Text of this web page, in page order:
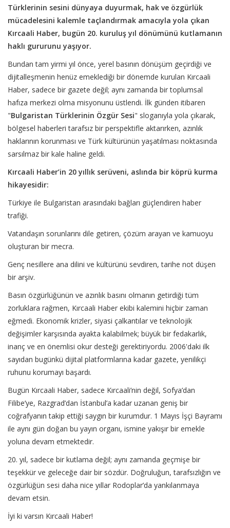
Türklerinin sesini dünyaya duyurmak, hak ve özgürlük
mücadelesini kalemle taçlandırmak amacıyla yola çıkan
Kırcaali Haber, bugün 20. kuruluş yıl dönümünü kutlamanın
haklı gururunu yaşıyor.
Bundan tam yirmi yıl önce, yerel basının dönüşüm geçirdiği ve
dijitalleşmenin henüz emeklediği bir dönemde kurulan Kırcaali
Haber, sadece bir gazete değil; aynı zamanda bir toplumsal
hafıza merkezi olma misyonunu üstlendi. İlk günden itibaren
"Bulgaristan Türklerinin Özgür Sesi" sloganıyla yola çıkarak,
bölgesel haberleri tarafsız bir perspektifle aktarırken, azınlık
haklarının korunması ve Türk kültürünün yaşatılması noktasında
sarsılmaz bir kale haline geldi.
Kırcaali Haber’in 20 yıllık serüveni, aslında bir köprü kurma
hikayesidir:
Türkiye ile Bulgaristan arasındaki bağları güçlendiren haber
trafiği.
Vatandaşın sorunlarını dile getiren, çözüm arayan ve kamuoyu
oluşturan bir mecra.
Genç nesillere ana dilini ve kültürünü sevdiren, tarihe not düşen
bir arşiv.
Basın özgürlüğünün ve azınlık basını olmanın getirdiği tüm
zorluklara rağmen, Kırcaali Haber ekibi kalemini hiçbir zaman
eğmedi. Ekonomik krizler, siyasi çalkantılar ve teknolojik
değişimler karşısında ayakta kalabilmek; büyük bir fedakarlık,
inanç ve en önemlisi okur desteği gerektiriyordu. 2006'daki ilk
sayıdan bugünkü dijital platformlarına kadar gazete, yenilikçi
ruhunu korumayı başardı.
Bugün Kırcaali Haber, sadece Kırcaali’nin değil, Sofya’dan
Filibe’ye, Razgrad’dan İstanbul’a kadar uzanan geniş bir
coğrafyanın takip ettiği saygın bir kurumdur. 1 Mayıs İşçi Bayramı
ile aynı gün doğan bu yayın organı, ismine yakışır bir emekle
yoluna devam etmektedir.
20. yıl, sadece bir kutlama değil; aynı zamanda geçmişe bir
teşekkür ve geleceğe dair bir sözdür. Doğruluğun, tarafsızlığın ve
özgürlüğün sesi daha nice yıllar Rodoplar’da yankılanmaya
devam etsin.
İyi ki varsın Kırcaali Haber!